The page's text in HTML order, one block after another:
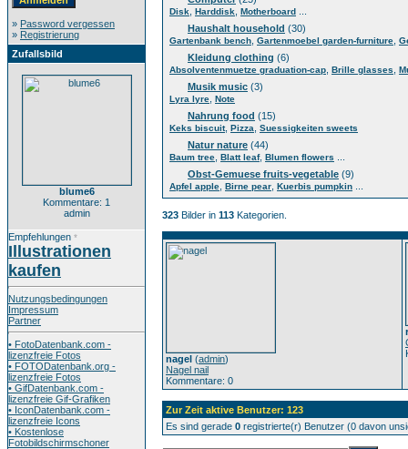
» Password vergessen
» Registrierung
Zufallsbild
blume6
Kommentare: 1
admin
Empfehlungen *
Illustrationen
kaufen
Nutzungsbedingungen
Impressum
Partner
• FotoDatenbank.com -
lizenzfreie Fotos
• FOTODatenbank.org -
lizenzfreie Fotos
• GifDatenbank.com -
lizenzfreie Gif-Grafiken
• IconDatenbank.com -
lizenzfreie Icons
• Kostenlose
Fotobildschirmschoner
Disk Harddisk Motherboard
Haushalt household (30)
Gartenbank bench Gartenmoebel garden-furniture
Kleidung clothing (6)
Absolventenmuetze graduation-cap Brille glasses
Musik music (3)
Lyra lyre Note
Nahrung food (15)
Keks biscuit, Pizza Suessigkeiten sweets
Natur nature (44)
Baum tree Blatt leaf, Blumen flowers
Obst-Gemuese fruits-vegetable (9)
Apfel apple Birne pear Kuerbis pumpkin
323 Bilder in 113 Kategorien.
nagel (admin)
Nagel nail
Kommentare: 0
Zur Zeit aktive Benutzer: 123
Es sind gerade 0 registrierte(r) Benutzer (0 davon